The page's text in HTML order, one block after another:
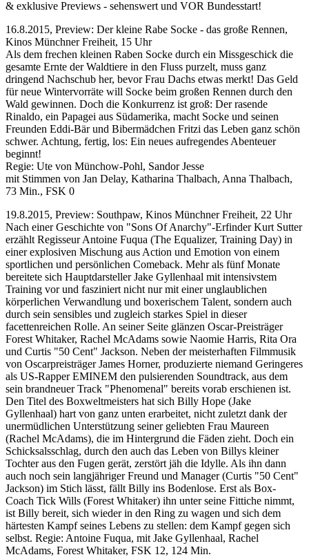
& exklusive Previews - sehenswert und VOR Bundesstart!
16.8.2015, Preview: Der kleine Rabe Socke - das große Rennen,
Kinos Münchner Freiheit, 15 Uhr
Als dem frechen kleinen Raben Socke durch ein Missgeschick die
gesamte Ernte der Waldtiere in den Fluss purzelt, muss ganz
dringend Nachschub her, bevor Frau Dachs etwas merkt! Das Geld
für neue Wintervorräte will Socke beim großen Rennen durch den
Wald gewinnen. Doch die Konkurrenz ist groß: Der rasende
Rinaldo, ein Papagei aus Südamerika, macht Socke und seinen
Freunden Eddi-Bär und Bibermädchen Fritzi das Leben ganz schön
schwer. Achtung, fertig, los: Ein neues aufregendes Abenteuer
beginnt!
Regie: Ute von Münchow-Pohl, Sandor Jesse
mit Stimmen von Jan Delay, Katharina Thalbach, Anna Thalbach,
73 Min., FSK 0
19.8.2015, Preview: Southpaw, Kinos Münchner Freiheit, 22 Uhr
Nach einer Geschichte von "Sons Of Anarchy"-Erfinder Kurt Sutter
erzählt Regisseur Antoine Fuqua (The Equalizer, Training Day) in
einer explosiven Mischung aus Action und Emotion von einem
sportlichen und persönlichen Comeback. Mehr als fünf Monate
bereitete sich Hauptdarsteller Jake Gyllenhaal mit intensivstem
Training vor und fasziniert nicht nur mit einer unglaublichen
körperlichen Verwandlung und boxerischem Talent, sondern auch
durch sein sensibles und zugleich starkes Spiel in dieser
facettenreichen Rolle. An seiner Seite glänzen Oscar-Preisträger
Forest Whitaker, Rachel McAdams sowie Naomie Harris, Rita Ora
und Curtis "50 Cent" Jackson. Neben der meisterhaften Filmmusik
von Oscarpreisträger James Horner, produzierte niemand Geringeres
als US-Rapper EMINEM den pulsierenden Soundtrack, aus dem
sein brandneuer Track "Phenomenal" bereits vorab erschienen ist.
Den Titel des Boxweltmeisters hat sich Billy Hope (Jake
Gyllenhaal) hart von ganz unten erarbeitet, nicht zuletzt dank der
unermüdlichen Unterstützung seiner geliebten Frau Maureen
(Rachel McAdams), die im Hintergrund die Fäden zieht. Doch ein
Schicksalsschlag, durch den auch das Leben von Billys kleiner
Tochter aus den Fugen gerät, zerstört jäh die Idylle. Als ihn dann
auch noch sein langjähriger Freund und Manager (Curtis "50 Cent"
Jackson) im Stich lässt, fällt Billy ins Bodenlose. Erst als Box-
Coach Tick Wills (Forest Whitaker) ihn unter seine Fittiche nimmt,
ist Billy bereit, sich wieder in den Ring zu wagen und sich dem
härtesten Kampf seines Lebens zu stellen: dem Kampf gegen sich
selbst. Regie: Antoine Fuqua, mit Jake Gyllenhaal, Rachel
McAdams, Forest Whitaker, FSK 12, 124 Min.